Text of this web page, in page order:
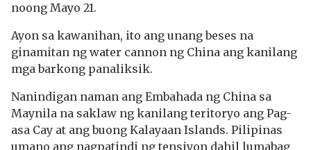
noong Mayo 21.
Ayon sa kawanihan, ito ang unang beses na
ginamitan ng water cannon ng China ang kanilang
mga barkong panaliksik.
Nanindigan naman ang Embahada ng China sa
Maynila na saklaw ng kanilang teritoryo ang Pag-
asa Cay at ang buong Kalayaan Islands. Pilipinas
umano ang nagpatindi ng tensiyon dahil lumabag